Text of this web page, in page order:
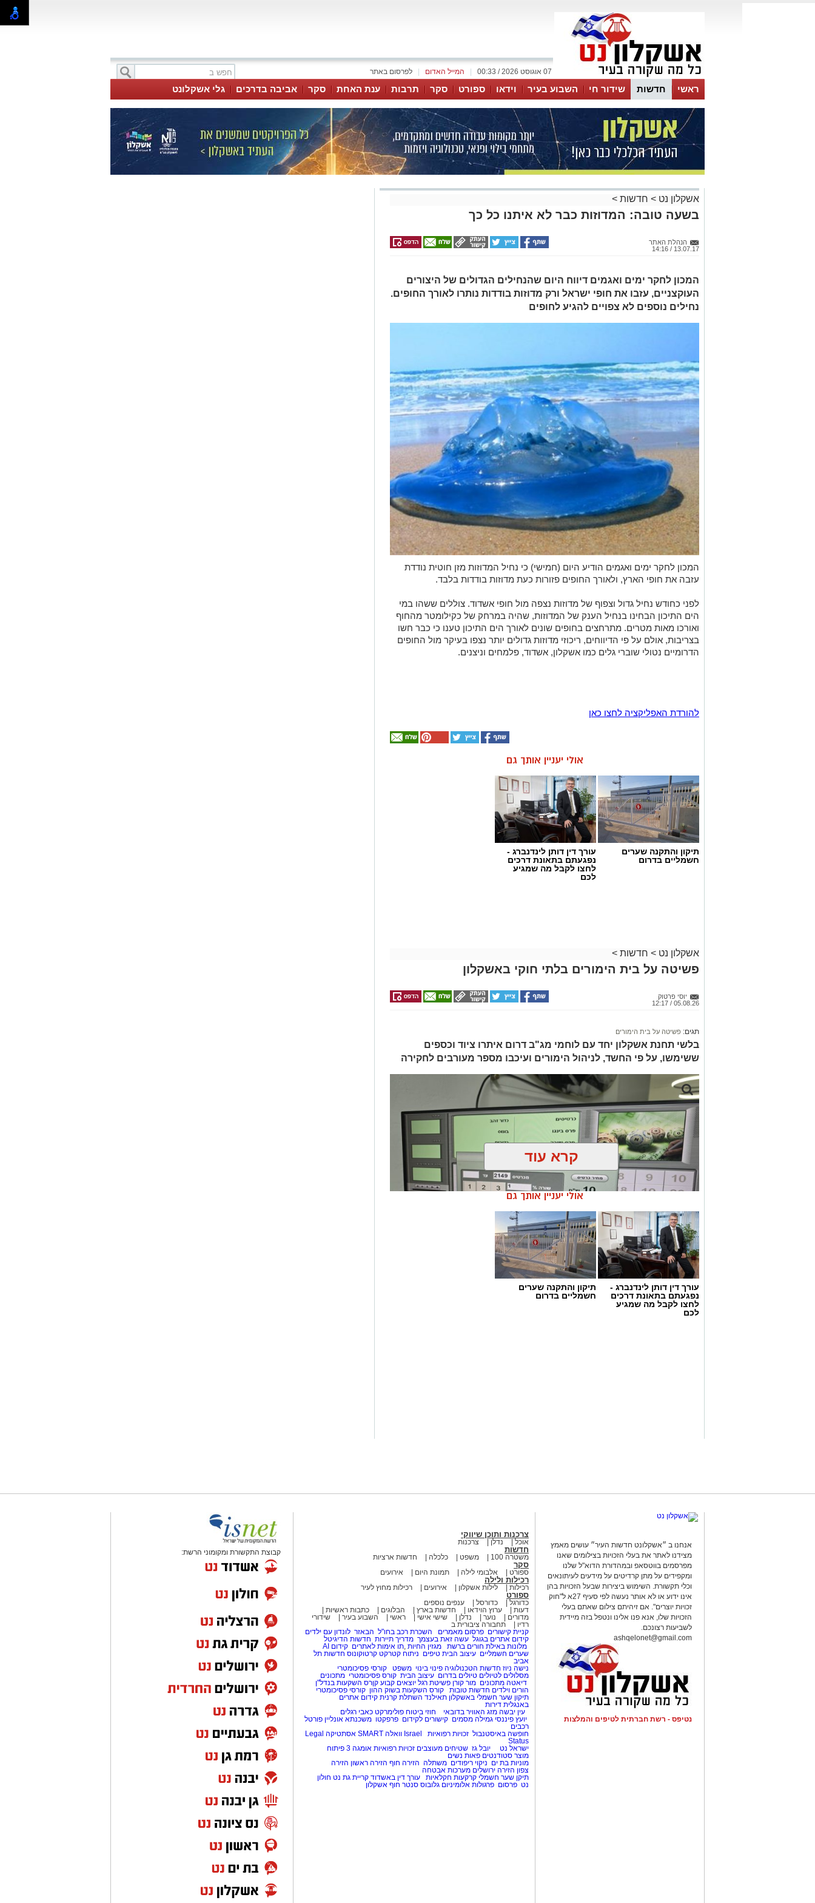
לפרסום באתר המייל האדום 07 אוגוסט 2026 / 00:33
ראשי חדשות שידור חי השבוע בעיר וידאו ספורט סקר תרבות ענת האחת סקר אביבה בדרכים גלי אשקלונט
אשקלון נט > חדשות >
בשעה טובה: המדוזות כבר לא איתנו כל כך
הנהלת האתר
13.07.17 / 14:16
המכון לחקר ימים ואגמים דיווח היום שהנחילים הגדולים של היצורים
העוקצניים, עזבו את חופי ישראל ורק מדוזות בודדות נותרו לאורך החופים.
נחילים נוספים לא צפויים להגיע לחופים
המכון לחקר ימים ואגמים הודיע היום (חמישי) כי נחיל המדוזות מזן חוטית נודדת
עזבה את חופי הארץ, ולאורך החופים פזורות כעת מדוזות בודדות בלבד.
לפני כחודש נחיל גדול וצפוף של מדוזות נצפה מול חופי אשדוד. צוללים ששהו במי
הים התיכון הבחינו בנחיל הענק של המדוזות, שהיה במרחק של כקילומטר מהחוף
ואורכו מאות מטרים. מתרחצים בחופים שונים לאורך הים התיכון טענו כי כבר חשו
בצריבות, אולם על פי הדיווחים, ריכוזי מדוזות גדולים יותר נצפו בעיקר מול החופים
הדרומיים נטולי שוברי גלים כמו אשקלון, אשדוד, פלמחים וניצנים.
להורדת האפליקציה לחצו כאן
אולי יעניין אותך גם
תיקון והתקנה שערים
חשמליים בדרום
עורך דין דותן לינדנברג -
נפגעתם בתאונת דרכים
לחצו לקבל מה שמגיע
לכם
אשקלון נט > חדשות >
פשיטה על בית הימורים בלתי חוקי באשקלון
יוסי פרטוק
05.08.26 / 12:17
תגים: פשיטה על בית הימורים
בלשי תחנת אשקלון יחד עם לוחמי מג"ב דרום איתרו ציוד וכספים
ששימשו, על פי החשד, לניהול הימורים ועיכבו מספר מעורבים לחקירה
דוברות המשטרה
החקירה נמשכת.
סגן מפקד תחנת אשקלון, רפ"ק דורון ששון, מסר: "תחנת אשקלון פועלת באופן נחוש
ועקבי נגד תופעת ההימורים הבלתי חוקיים, המהווה כר פורה לפעילות עבריינית
ופוגעת בסדר הציבורי. נמשיך לבצע פעילות יזומה וממוקדת, לאתר מוקדים
הפועלים בניגוד לחוק ולפעול נגד המעורבים בהם, במטרה לשמור על ביטחון
הציבור ואיכות חייו".
מצ"ב תמונות.
קרדיט: דוברות המשטרה.
להורדת האפליקציה לחצו כאן
קרא עוד
אולי יעניין אותך גם
עורך דין דותן לינדנברג -
נפגעתם בתאונת דרכים
לחצו לקבל מה שמגיע
לכם
תיקון והתקנה שערים
חשמליים בדרום
אנחנו ב ״אשקלונט חדשות העיר״ עושים מאמץ
מצידנו לאתר את בעלי הזכויות בצילומים שאנו
מפרסמים בווטסאפ ובמהדורת הדוא"ל שלנו
ומקפידים על מתן קרדיטים על מידעים לעיתונאים
וכלי תקשורת. השימוש ביצירות שבעל הזכויות בהן
אינו ידוע או לא אותר נעשה לפי סעיף 27א ל"חוק
זכויות יוצרים". אם זיהיתם צילום שאתם בעלי
הזכויות שלו, אנא פנו אלינו ונטפל בזה מיידית
לשביעות רצונכם.
ashqelonet@gmail.com
נטיפס - רשת חברתית לטיפים והמלצות
צרכנות ותוכן שיווקי
אוכל נדלן צרכנות
חדשות
משטרה 100 משפט כלכלה חדשות ארציות
סקר
ספורט אלבומי לילה תמונת היום אירועים
רכילות ולילה
רכילות לילות אשקלון אירועים רכילות מחוץ לעיר
ספורט
כדורגל כדורסל
ענפים נוספים
דעות
ערוץ הוידאו חדשות בארץ הבלוגים
כתבות ראשיות
מדורים
נוער נדלן שישי אישי ראשי השבוע בעיר
שידורי
רדיו
תחבורה ציבורית ב
קניית קישורים פרסום מאמרים השכרת רכב בחו"ל הבאזר לונדון עם ילדים
קידום אתרים בגוגל עשה זאת בעצמך מדריך תיירות חדשות הדיגיטל
מלונות באילת חורים ברשת מגזין החיות ,תו אימות לאתרים קידום AI
שערים חשמליים עיצוב הבית טיפים ניתוח קטרקט קרטוקונוס חדשות תל
אביב
נישה ניוז חדשות הטכנולוגיה פינוי בינוי משפט
קורסי פסיכומטרי
מסלולים לטיולים טיולים בדרום עיצוב הבית קורס פסיכומטרי מתכונים
דיאטה מתכונים מור קורן פשיטת רגל יוצאים קבוע קןרס השקעות בנדל"ן
הורים וילדים חדשות טובות קורס השקעות בשוק ההון קורסי פסיכומטרי
תיקון שער חשמלי באשקלון תאילנד השתלת קרנית קידום אתרים
באנגלית דירות
עין יבשה מזג האוויר בדובאי חוזי ביטוח פולימרקט כאבי רגלים
יועץ פיננסי גמילה מסמים קישורים לקידום פרפקטו משכנתא אונליין פורטל
רכבים
חופשה באיסטנבול זכויות רפואיות Israel וואלה SMART אסתטיקה Legal
Status
ישראל נט
יובל גז שטיחים מעוצבים זכויות רפואיות אומגה 3
פיתוח
מוצר סטודנטים פאות נשים
מוניות בת ים ניקוי ריפודים משתלה הזירה חוף הזירה ראשון הזירה
צפון הזירה ירושלים מערכות אבטחה
תיקן שער חשמלי קרקעות חקלאיות עורך דין באשדוד קריית גת נט חולון
נט פרסום פרגולות אלומיניום גלובוס סנטר חוף אשקלון
קבוצת התקשורת ומקומוני הרשת: